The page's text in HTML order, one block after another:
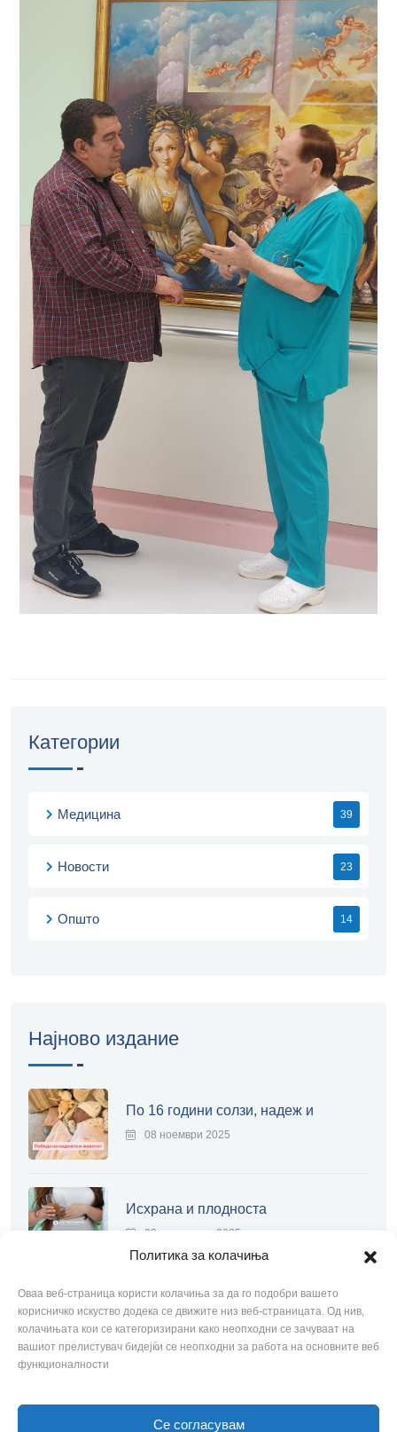
Политика за колачиња
Оваа веб-страница користи колачиња за да го подобри вашето
корисничко искуство додека се движите низ веб-страницата. Од нив,
колачињата кои се категоризирани како неопходни се зачуваат на
вашиот прелистувач бидејќи се неопходни за работа на основните веб
функционалности
Се согласувам
Категории
Медицина 39
Новости 23
Општо 14
Најново издание
По 16 години солзи, надеж и
08 ноември 2025
Исхрана и плодноста
20 септември 2025
Современа лапароскопија
20 септември 2025